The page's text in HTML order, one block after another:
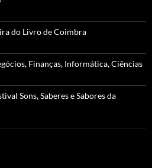
do Livro de Coimbra
Finanças, Informática, Ciências
Sons, Saberes e Sabores da